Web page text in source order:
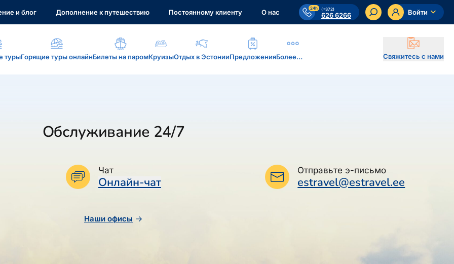
и блог Дополнение к путешествию Постоянному клиенту О нас 24h (+372)
626 6266 Войти
турыГорящие туры онлайнБилеты на паромКруизыОтдых в ЭстонииПредложенияБолее… Свяжитесь с нами
Обслуживание 24/7
Чат
Онлайн-чат
Отправьте э-письмо
estravel@estravel.ee
Наши офисы